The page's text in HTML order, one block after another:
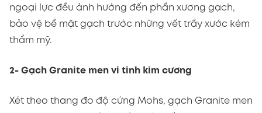
ngoại lực đều ảnh hưởng đến phần xương gạch,
bảo vệ bề mặt gạch trước những vết trầy xước kém
thẩm mỹ.
2- Gạch Granite men vi tinh kim cương
Xét theo thang đo độ cứng Mohs, gạch Granite men